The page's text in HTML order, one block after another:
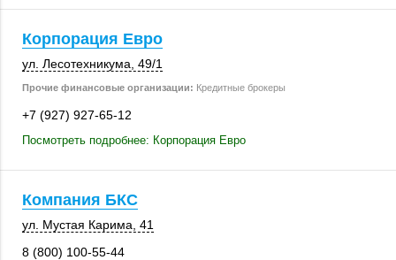
Корпорация Евро
ул. Лесотехникума 49/1
Прочие финансовые организации: Кредитные брокеры
+7 (927) 927-65-12
Посмотреть подробнее: Корпорация Евро
Компания БКС
ул. Мустая Карима, 41
8 (800) 100-55-44